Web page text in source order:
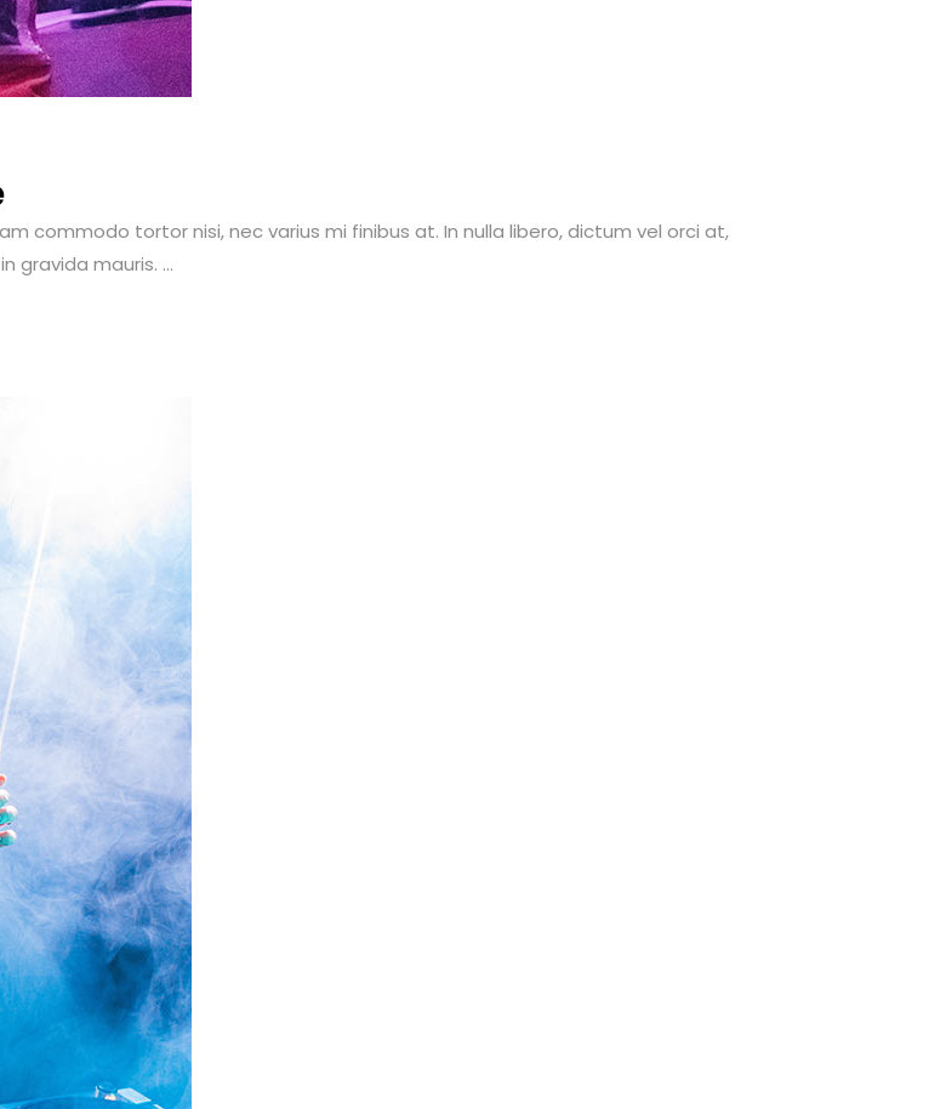
commodo tortor nisi, nec varius mi finibus at. In nulla libero, dictum vel orci at,
gravida mauris. ...